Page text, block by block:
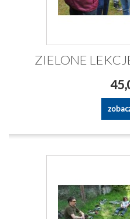
ZIELONE